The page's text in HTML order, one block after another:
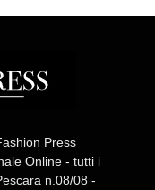
Press
Online - tutti i
n.08/08 -